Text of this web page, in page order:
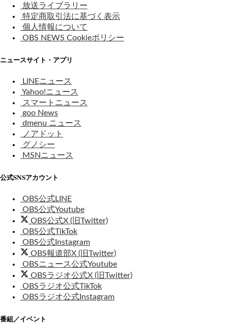
放送ライブラリー
特定商取引法に基づく表示
個人情報について
OBS NEWS Cookieポリシー
ニュースサイト・アプリ
LINEニュース
Yahoo!ニュース
スマートニュース
goo News
dmenu ニュース
ノアドット
グノシー
MSNニュース
公式SNSアカウント
OBS公式LINE
OBS公式Youtube
OBS公式X (旧Twitter)
OBS公式TikTok
OBS公式Instagram
OBS報道部X (旧Twitter)
OBSニュース公式Youtube
OBSラジオ公式X (旧Twitter)
OBSラジオ公式TikTok
OBSラジオ公式Instagram
番組／イベント